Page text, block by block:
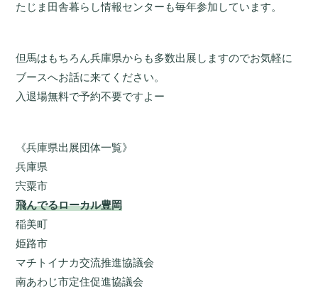
たじま田舎暮らし情報センターも毎年参加しています。
但馬はもちろん兵庫県からも多数出展しますのでお気軽に
ブースへお話に来てください。
入退場無料で予約不要ですよー
《兵庫県出展団体一覧》
兵庫県
宍粟市
飛んでるローカル豊岡
稲美町
姫路市
マチトイナカ交流推進協議会
南あわじ市定住促進協議会